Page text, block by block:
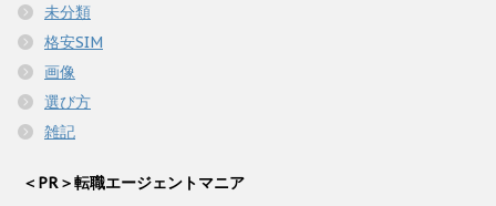
未分類
格安SIM
画像
選び方
雑記
＜PR＞転職エージェントマニア